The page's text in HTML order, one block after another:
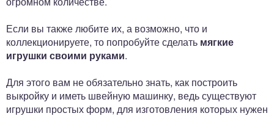
Если вы также любите их, а возможно, что и
коллекционируете, то попробуйте сделать мягкие
игрушки своими руками.
Для этого вам не обязательно знать, как построить
выкройку и иметь швейную машинку, ведь существуют
игрушки простых форм, для изготовления которых нужен